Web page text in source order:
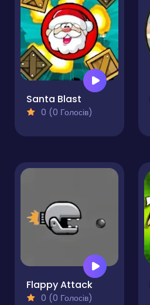
Santa Blast
0 (0 Голосів)
Flappy Attack
0 (0 Голосів)